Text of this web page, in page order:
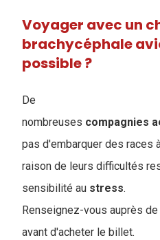
Voyager avec un
brachycéphale
possible ?
De
nombreuses compagnies
pas d'embarquer des races
raison de leurs difficultés
sensibilité au stress.
Renseignez-vous auprès
avant d'acheter le billet.